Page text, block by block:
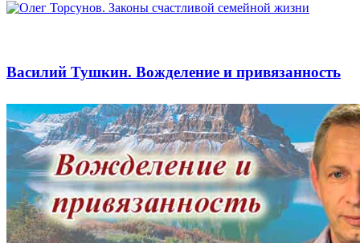
Василий Тушкин. Вожделение и привязанность